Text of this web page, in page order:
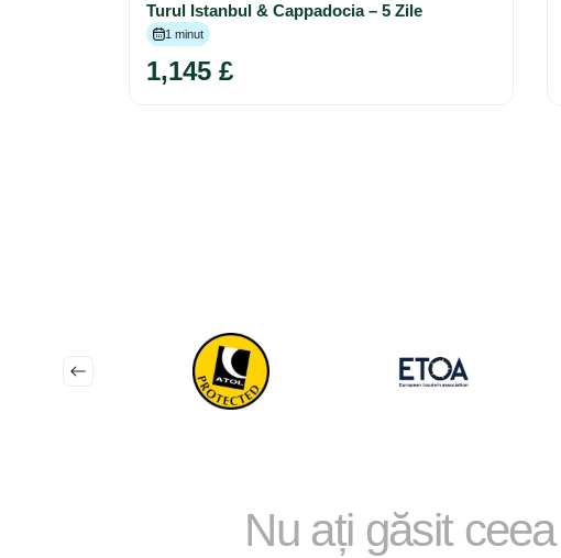
Turul Istanbul & Cappadocia – 5 Zile
1 minut
1,145 £
Nu ați găsit